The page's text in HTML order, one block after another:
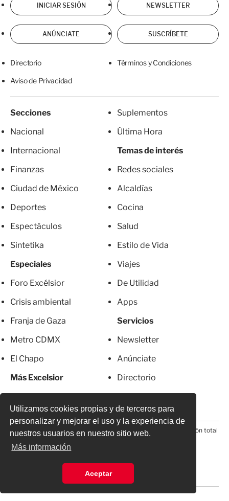
Utilizamos cookies propias y de terceros para
personalizar y mejorar el uso y la experiencia de
nuestros usuarios en nuestro sitio web.
Más información
Aceptar
INICIAR SESIÓN NEWSLETTER
ANÚNCIATE SUSCRÍBETE
Directorio Términos y Condiciones
Aviso de Privacidad
Secciones
Nacional
Internacional
Finanzas
Ciudad de México
Deportes
Espectáculos
Sintetika
Especiales
Foro Excélsior
Crisis ambiental
Franja de Gaza
Metro CDMX
El Chapo
Más Excelsior
Suplementos
Última Hora
Temas de interés
Redes sociales
Alcaldías
Cocina
Salud
Estilo de Vida
Viajes
De Utilidad
Apps
Servicios
Newsletter
Anúnciate
Directorio
© 2026 Todos los derechos reservados. Prohibida la reproducción total
o parcial, incluyendo cualquier medio electrónico*